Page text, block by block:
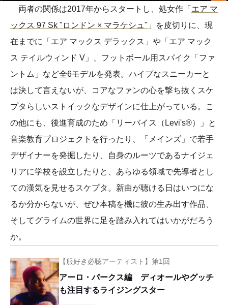
両者の関係は2017年からスタートし、処女作「 エア マ
ックス 97 Sk "ロンドン × マラケシュ" 」を皮切りに、現
在までに「エア マックス デラックス」や「エア マック
ス テイルウィンド V」、フットボール用スパイク「ファ
ントム」など全6モデルを発表。ハイプなスニーカーと
は決して言えないが、コアなファンの心を撃ち抜くスケ
プタらしいストイックなデザインに仕上がっている。こ
の他にも、後進育成のため「リーバイス（Levi's®）」と
音楽教育プロジェクトを行ったり、「メインズ」で若手
デザイナーを発掘したり、自身のルーツであるナイジェ
リアに学校を設立したりと、あらゆる領域で先導者とし
ての漢気を見せるスケプタ。新曲が聴ける日はいつにな
るか分からないが、ぜひ本稿を機に彼の生み出す作品、
そしてグライムの世界に足を踏み入れてはいかがだろう
か。
【服好き必聴アーティスト】第1回
アーロ・パークス編 ディオールやグッチ
も注目するライジングスター